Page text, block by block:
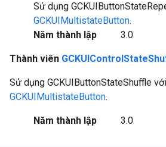
Sử dụng
GCKUIMultistateButton.
Năm thành lập
3.0
Thành viên
Sử dụng GCKUIButtonStateShuffle với
GCKUIMultistateButton.
Năm thành lập 3.0